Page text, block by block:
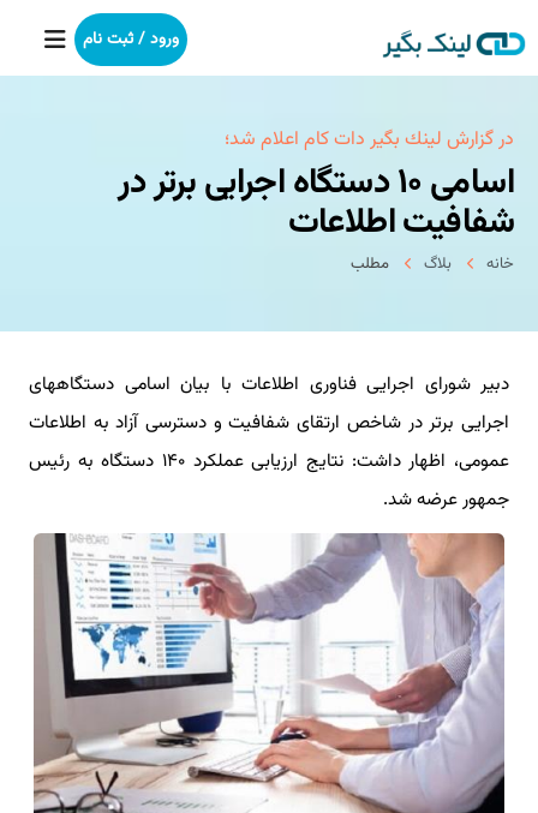
خانه
بکلینک
رپورتاژآگهی
خدمات ما
درباره ما
آموزش
ورود / ثبت نام
در گزارش لینك بگیر دات كام اعلام شد؛
اسامی ۱۰ دستگاه اجرایی برتر در
شفافیت اطلاعات
خانه بلاگ مطلب
دبیر شورای اجرایی فناوری اطلاعات با بیان اسامی دستگاههای
اجرایی برتر در شاخص ارتقای شفافیت و دسترسی آزاد به اطلاعات
عمومی، اظهار داشت: نتایج ارزیابی عملکرد ۱۴۰ دستگاه به رئیس
جمهور عرضه شد.